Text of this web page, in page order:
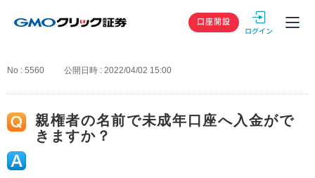
GMOクリック
口座開設
No : 5560 公開日時 : 2022/04/02 15:00
親権者の名前で未成年口座へ入金がで
きますか？